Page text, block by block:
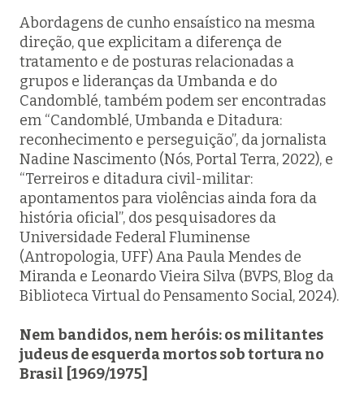
Abordagens de cunho ensaístico na mesma
direção, que explicitam a diferença de
tratamento e de posturas relacionadas a
grupos e lideranças da Umbanda e do
Candomblé, também podem ser encontradas
em “Candomblé, Umbanda e Ditadura:
reconhecimento e perseguição”, da jornalista
Nadine Nascimento (Nós, Portal Terra, 2022), e
“Terreiros e ditadura civil-militar:
apontamentos para violências ainda fora da
história oficial”, dos pesquisadores da
Universidade Federal Fluminense
(Antropologia, UFF) Ana Paula Mendes de
Miranda e Leonardo Vieira Silva (BVPS, Blog da
Biblioteca Virtual do Pensamento Social, 2024).
Nem bandidos, nem heróis: os militantes
judeus de esquerda mortos sob tortura no
Brasil [1969/1975]